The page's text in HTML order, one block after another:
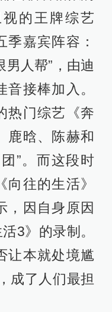
的王牌综艺
季嘉宾阵容：
男人帮”，由迪
接棒加入。
热门综艺《奔
鹿晗、陈赫和
”。而这段时
往的生活》
，因自身原因
3》的录制。
让本就处境尴
成了人们最担